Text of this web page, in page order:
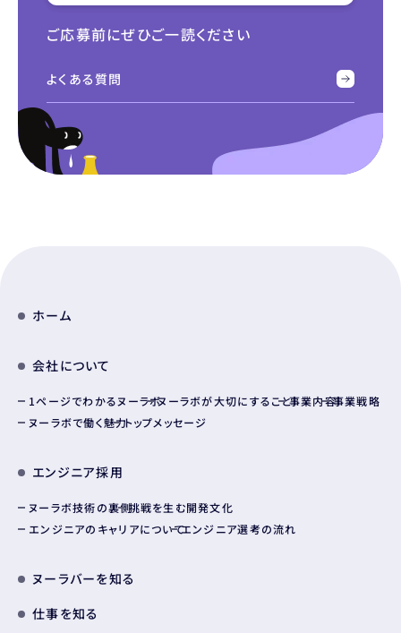
ご応募前にぜひご一読ください
よくある質問
ホーム
会社について
1ページでわかるヌーラボヌーラボが大切にすること事業内容事業戦略
ヌーラボで働く魅力トップメッセージ
エンジニア採用
ヌーラボ技術の裏側挑戦を生む開発文化
エンジニアのキャリアについてエンジニア選考の流れ
ヌーラバーを知る
仕事を知る